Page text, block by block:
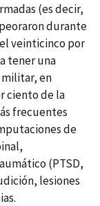
(es decir,
durante
veinticinco por
tener una
militar, en
ciento de la
frecuentes
de
(PTSD,
lesiones